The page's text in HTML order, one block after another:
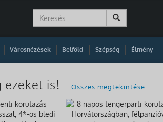
Városnézések Belföld Szépség Élmény
ezeket is! Összes megtekintése